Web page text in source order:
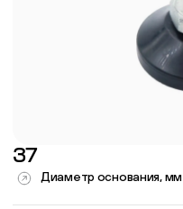
37
Диаметр основания, мм